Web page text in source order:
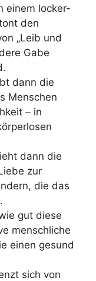
einem locker-
den
„Leib und
Gabe
dann die
Menschen
– in
dann die
zur
die das
gut diese
menschliche
einen gesund
sich von